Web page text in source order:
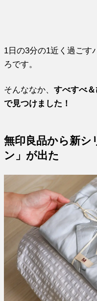
1日の3分の1近く過ごす
ろです。
そんななか、すべすべ
で見つけました！
無印良品から新シ
ン」が出た